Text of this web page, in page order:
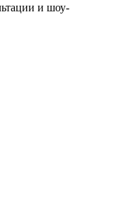
и шоу-